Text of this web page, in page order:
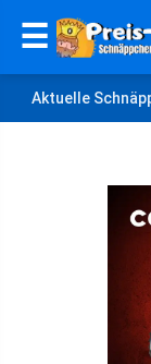
☰
Aktuelle